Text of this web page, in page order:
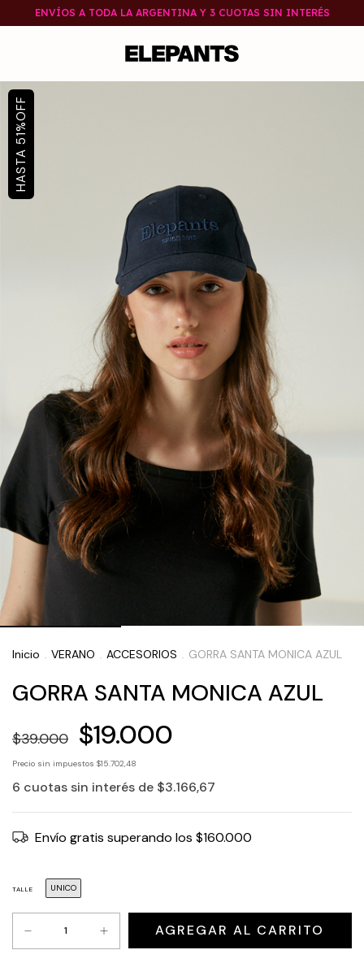
ENVÍOS A TODA LA ARGENTINA Y 3 CUOTAS SIN INTERÉS
51
%
OFF
Inicio . VERANO . ACCESORIOS . GORRA SANTA MONICA AZUL
GORRA SANTA MONICA AZUL
$39.000 $19.000
6 cuotas sin interés de $3.166,67
Precio sin impuestos $15.702,48
Envío gratis superando los $160.000
TALLE UNICO